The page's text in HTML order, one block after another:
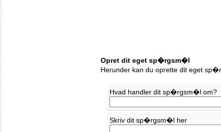
Opret dit eget sp�rgsm�l
Herunder kan du oprette dit eget
Hvad handler dit sp�rgsm�l om?
Skriv dit sp�rgsm�l her